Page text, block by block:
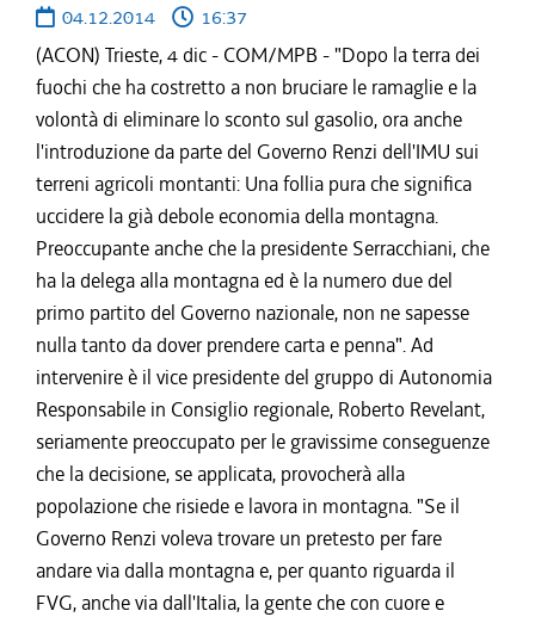
04.12.2014
16:37
(ACON) Trieste, 4 dic - COM/MPB - "Dopo la terra dei
fuochi che ha costretto a non bruciare le ramaglie e la
volontà di eliminare lo sconto sul gasolio, ora anche
l'introduzione da parte del Governo Renzi dell'IMU sui
terreni agricoli montanti: Una follia pura che significa
uccidere la già debole economia della montagna.
Preoccupante anche che la presidente Serracchiani, che
ha la delega alla montagna ed è la numero due del
primo partito del Governo nazionale, non ne sapesse
nulla tanto da dover prendere carta e penna". Ad
intervenire è il vice presidente del gruppo di Autonomia
Responsabile in Consiglio regionale, Roberto Revelant,
seriamente preoccupato per le gravissime conseguenze
che la decisione, se applicata, provocherà alla
popolazione che risiede e lavora in montagna. "Se il
Governo Renzi voleva trovare un pretesto per fare
andare via dalla montagna e, per quanto riguarda il
FVG, anche via dall'Italia, la gente che con cuore e